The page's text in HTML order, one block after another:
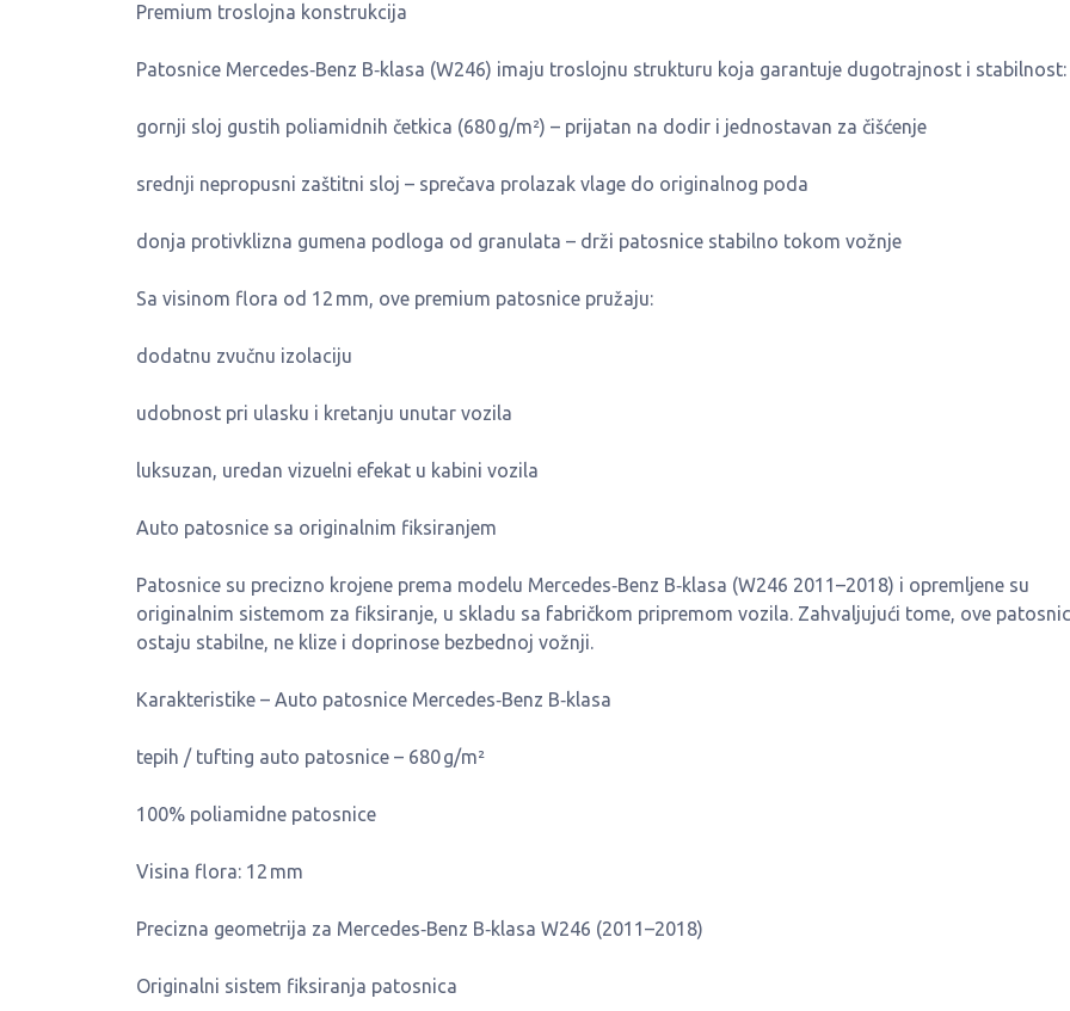
Premium troslojna konstrukcija
Patosnice Mercedes‑Benz B‑klasa (W246) imaju troslojnu strukturu koja garantuje dugotrajnost i stabilnost:
gornji sloj gustih poliamidnih četkica (680 g/m²) – prijatan na dodir i jednostavan za čišćenje
srednji nepropusni zaštitni sloj – sprečava prolazak vlage do originalnog poda
donja protivklizna gumena podloga od granulata – drži patosnice stabilno tokom vožnje
Sa visinom flora od 12 mm, ove premium patosnice pružaju:
dodatnu zvučnu izolaciju
udobnost pri ulasku i kretanju unutar vozila
luksuzan, uredan vizuelni efekat u kabini vozila
Auto patosnice sa originalnim fiksiranjem
Patosnice su precizno krojene prema modelu Mercedes‑Benz B‑klasa (W246 2011–2018) i opremljene su
originalnim sistemom za fiksiranje, u skladu sa fabričkom pripremom vozila. Zahvaljujući tome, ove
ostaju stabilne, ne klize i doprinose bezbednoj vožnji.
Karakteristike – Auto patosnice Mercedes‑Benz B‑klasa
tepih / tufting auto patosnice – 680 g/m²
100% poliamidne patosnice
Visina flora: 12 mm
Precizna geometrija za Mercedes‑Benz B‑klasa W246 (2011–2018)
Originalni sistem fiksiranja patosnica